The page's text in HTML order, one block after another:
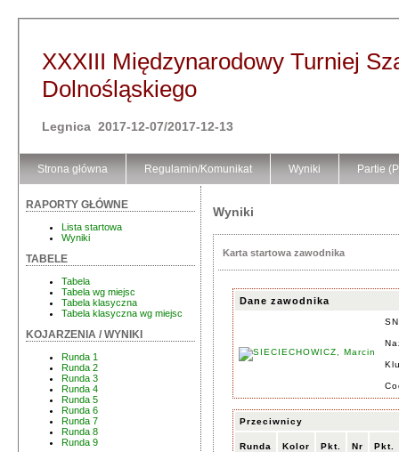
XXXIII Międzynarodowy Turniej
Dolnośląskiego
Legnica 2017-12-07/2017-12-13
Strona główna Regulamin/Komunikat Wyniki Partie
RAPORTY GŁÓWNE
Lista startowa
Wyniki
TABELE
Tabela
Tabela wg miejsc
Tabela klasyczna
Tabela klasyczna wg miejsc
KOJARZENIA / WYNIKI
Runda 1
Runda 2
Runda 3
Runda 4
Runda 5
Runda 6
Runda 7
Runda 8
Runda 9
Wyniki
Karta startowa zawodnika
Dane zawodnika
Przeciwnicy
Runda Kolor Pkt. Nr Pkt.